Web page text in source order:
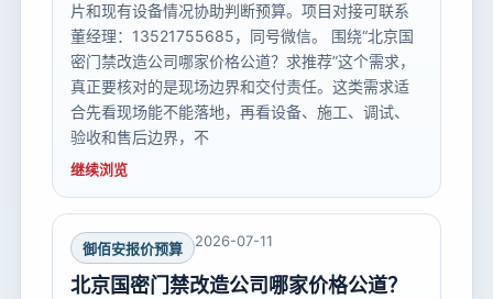
片和现有设备情况协助判断预算。项目对接可联系
董经理：13521755685，同号微信。 围绕“北京国
密门禁改造公司哪家价格公道？求推荐”这个需求，
真正要核对的是现场边界和交付责任。这类需求适
合先看现场能不能落地，再看设备、施工、调试、
验收和售后边界，不
继续浏览
御佰安报价预算 2026-07-11
北京国密门禁改造公司哪家价格公道？